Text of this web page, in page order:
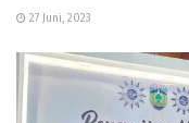
27 Juni, 2023